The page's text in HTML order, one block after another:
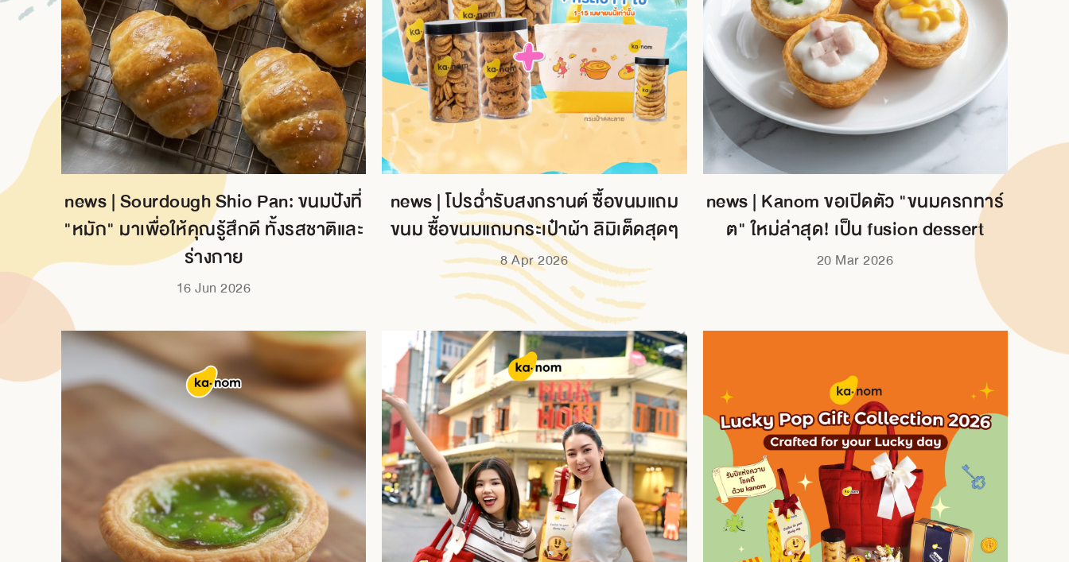
news | Sourdough Shio Pan: ขนมปังที่
"หมัก" มาเพื่อให้คุณรู้สึกดี ทั้งรสชาติและ
ร่างกาย
16 Jun 2026
news | โปรฉ่ำรับสงกรานต์ ซื้อขนมแถม
ขนม ซื้อขนมแถมกระเป๋าผ้า ลิมิเต็ดสุดๆ
8 Apr 2026
news | Kanom ขอเปิดตัว "ขนมครกทาร์
ต" ใหม่ล่าสุด! เป็น fusion dessert
20 Mar 2026